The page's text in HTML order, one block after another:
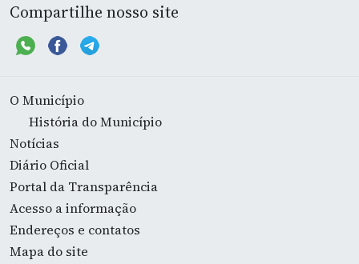
Compartilhe nosso site
O Município
História do Município
Notícias
Diário Oficial
Portal da Transparência
Acesso a informação
Endereços e contatos
Mapa do site